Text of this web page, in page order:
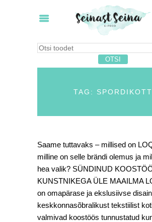
TAG: SPORDIKOTT
Saame tuttavaks – millised on
milline on selle brändi olemus ja
hea valik? SÜNDINUD
KUNSTNIKEGA ÜLE MAAILMA
on omapärase ja ekslusiivse
keskkonnasõbralikust tekstiilist
valmivad koostöös tunnustatud